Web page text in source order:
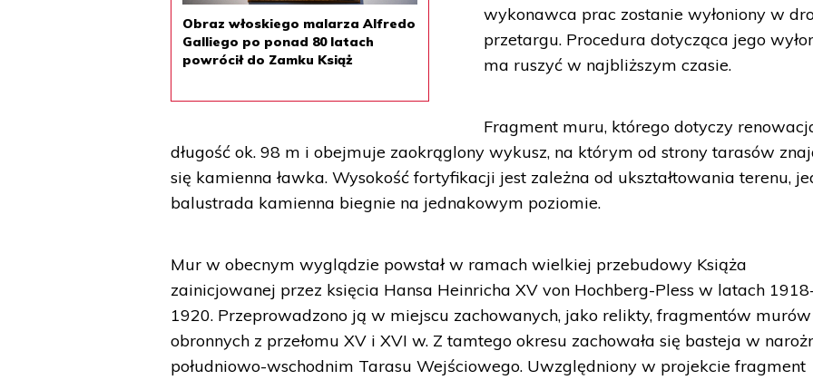
Obraz włoskiego malarza Alfredo
Galliego po ponad 80 latach
powrócił do Zamku Książ
wykonawca prac zostanie wyłoniony w
przetargu. Procedura dotycząca jego
ma ruszyć w najbliższym czasie.
Fragment muru, którego dotyczy
długość ok. 98 m i obejmuje zaokrąglony wykusz, na którym od strony tarasów
się kamienna ławka. Wysokość fortyfikacji jest zależna od ukształtowania terenu,
balustrada kamienna biegnie na jednakowym poziomie.
Mur w obecnym wyglądzie powstał w ramach wielkiej przebudowy Książa
zainicjowanej przez księcia Hansa Heinricha XV von Hochberg-Pless w latach
1920. Przeprowadzono ją w miejscu zachowanych, jako relikty, fragmentów murów
obronnych z przełomu XV i XVI w. Z tamtego okresu zachowała się basteja w
południowo-wschodnim Tarasu Wejściowego. Uwzględniony w projekcie fragment